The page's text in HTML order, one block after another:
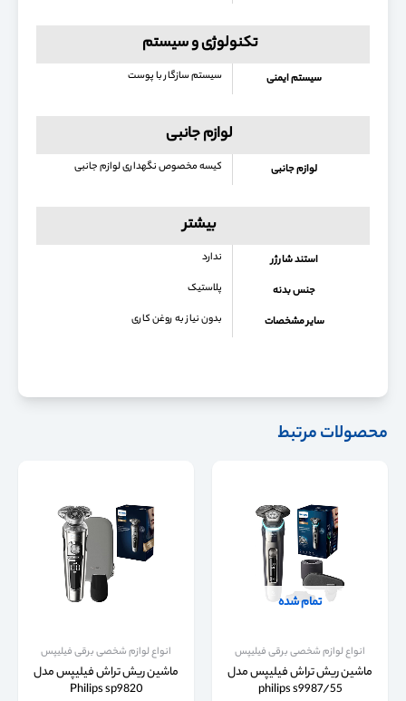
تکنولوژی و سیستم
سیستم ایمنی سیستم سازگار با پوست
لوازم جانبی
لوازم جانبی کیسه مخصوص نگهداری لوازم جانبی
بیشتر
استند شارژر ندارد
جنس بدنه پلاستیک
سایر مشخصات بدون نیاز به روغن کاری
محصولات مرتبط
تمام شده
انواع لوازم شخصی برقی فیلیپس
ماشین ریش تراش فیلیپس مدل
philips s9987/55
انواع لوازم شخصی برقی فیلیپس
ماشین ریش تراش فیلیپس مدل
Philips sp9820